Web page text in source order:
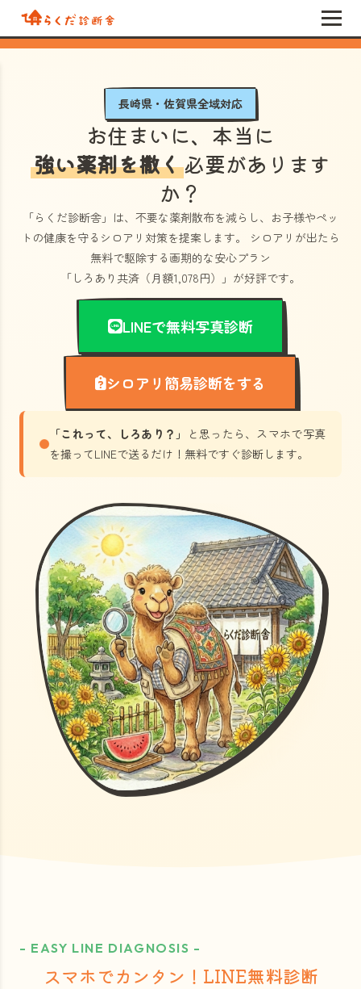
長崎県・佐賀県全域対応
お住まいに、本当に
強い薬剤を撒く必要があります
か？
「らくだ診断舎」 は、不要な薬剤散布を減らし、お子様やペッ
トの健康を守るシロアリ対策を提案します。 シロアリが出たら
無料で駆除する画期的な安心プラン
「しろあり共済（月額1,078円）」 が好評です。
LINEで無料写真診断
シロアリ簡易診断をする
「これって、しろあり？」
と思ったら、スマホで写真
を撮ってLINEで送るだけ！無料ですぐ診断します。
- EASY LINE DIAGNOSIS -
スマホでカンタン！LINE無料診断